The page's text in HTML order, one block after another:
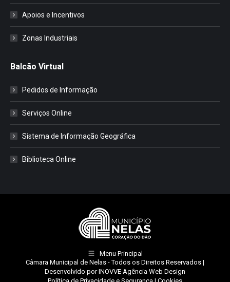
Apoios e Incentivos
Zonas Industriais
Balcão Virtual
Pedidos de Informação
Serviços Online
Sistema de Informação Geográfica
Biblioteca Online
Menu Principal
Câmara Municipal de Nelas - Todos os Direitos Reservados |
Desenvolvido porINOVVE Agência Web Design